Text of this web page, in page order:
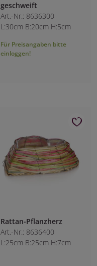
geschweift
Art.-Nr.: 8636300
L:30cm B:20cm H:5cm
Für Preisangaben bitte
einloggen!
Rattan-Pflanzherz
Art.-Nr.: 8636400
L:25cm B:25cm H:7cm